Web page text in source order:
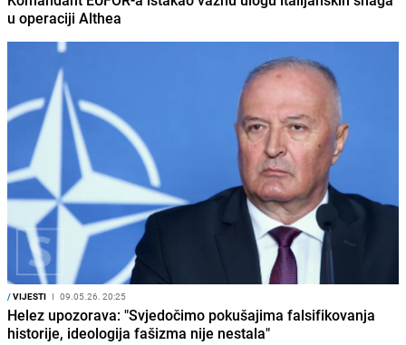
u operaciji Althea
/VIJESTI I 09.05.26. 20:25
Helez upozorava: "Svjedočimo pokušajima falsifikovanja
historije, ideologija fašizma nije nestala"